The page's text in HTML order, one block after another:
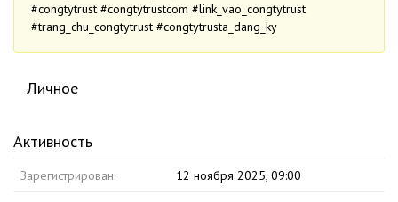
#congtytrust #congtytrustcom #link_vao_congtytrust
#trang_chu_congtytrust #congtytrusta_dang_ky
Личное
Активность
Зарегистрирован: 12 ноября 2025, 09:00